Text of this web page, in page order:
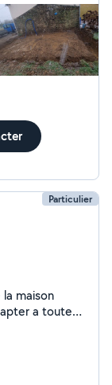
Particulier
maison
a toutes